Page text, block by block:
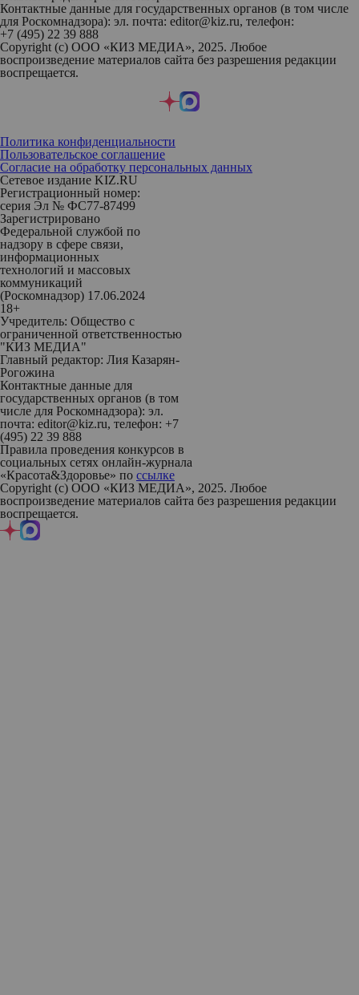
Контактные данные для государственных органов (в том числе
для Роскомнадзора): эл. почта: editor@kiz.ru, телефон:
+7 (495) 22 39 888
Copyright (с) ООО «КИЗ МЕДИА», 2025. Любое
воспроизведение материалов сайта без разрешения редакции
воспрещается.
Политика конфиденциальности
Пользовательское соглашение
Согласие на обработку персональных данных
Сетевое издание KIZ.RU
Регистрационный номер:
серия Эл № ФС77-87499
Зарегистрировано
Федеральной службой по
надзору в сфере связи,
информационных
технологий и массовых
коммуникаций
(Роскомнадзор) 17.06.2024
18+
Учредитель: Общество с
ограниченной ответственностью
"КИЗ МЕДИА"
Главный редактор: Лия Казарян-
Рогожина
Контактные данные для
государственных органов (в том
числе для Роскомнадзора): эл.
почта: editor@kiz.ru, телефон: +7
(495) 22 39 888
Правила проведения конкурсов в
социальных сетях онлайн-журнала
«Красота&Здоровье» по ссылке
Copyright (с) ООО «КИЗ МЕДИА», 2025. Любое
воспроизведение материалов сайта без разрешения редакции
воспрещается.